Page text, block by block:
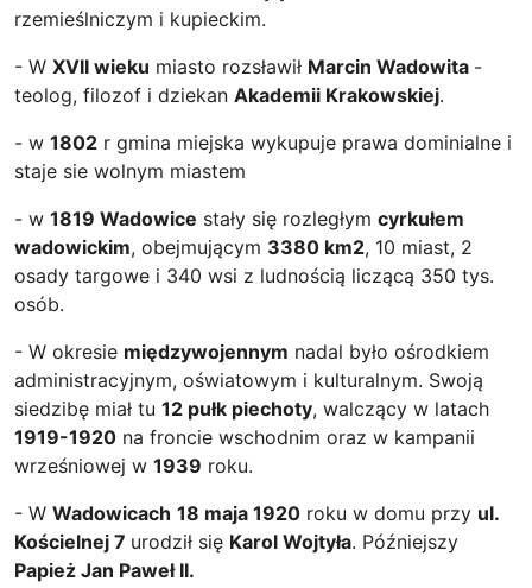
rzemieślniczym i kupieckim.
- W XVII wieku miasto rozsławił Marcin Wadowita -
teolog, filozof i dziekan Akademii Krakowskiej.
- w 1802 r gmina miejska wykupuje prawa dominialne i
staje sie wolnym miastem
- w 1819 Wadowice stały się rozległym cyrkułem
wadowickim, obejmującym 3380 km2, 10 miast, 2
osady targowe i 340 wsi z ludnością liczącą 350 tys.
osób.
- W okresie międzywojennym nadal było ośrodkiem
administracyjnym, oświatowym i kulturalnym. Swoją
siedzibę miał tu 12 pułk piechoty, walczący w latach
1919-1920 na froncie wschodnim oraz w kampanii
wrześniowej w 1939 roku.
- W Wadowicach 18 maja 1920 roku w domu przy ul.
Kościelnej 7 urodził się Karol Wojtyła. Późniejszy
Papież Jan Paweł II.